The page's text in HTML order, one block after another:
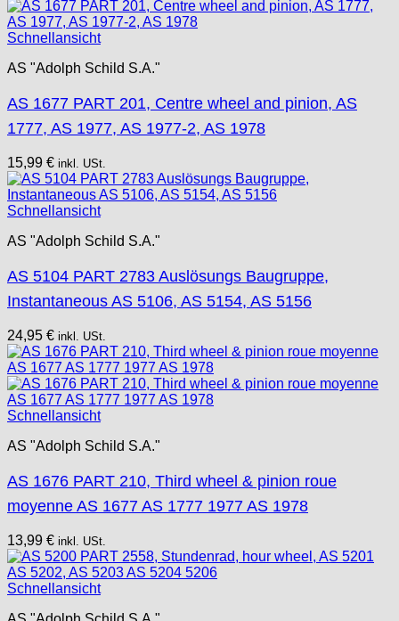
Schnellansicht
AS "Adolph Schild S.A."
AS 1677 PART 201, Centre wheel and pinion, AS
1777, AS 1977, AS 1977-2, AS 1978
15,99 € inkl. USt.
Schnellansicht
AS "Adolph Schild S.A."
AS 5104 PART 2783 Auslösungs Baugruppe,
Instantaneous AS 5106, AS 5154, AS 5156
24,95 € inkl. USt.
Schnellansicht
AS "Adolph Schild S.A."
AS 1676 PART 210, Third wheel & pinion roue
moyenne AS 1677 AS 1777 1977 AS 1978
13,99 € inkl. USt.
Schnellansicht